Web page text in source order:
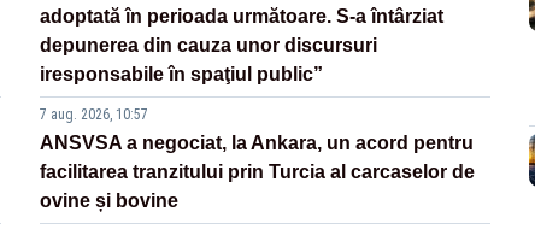
adoptată în perioada următoare. S-a întârziat
depunerea din cauza unor discursuri
iresponsabile în spaţiul public”
7 aug. 2026, 10:57
ANSVSA a negociat, la Ankara, un acord pentru
facilitarea tranzitului prin Turcia al carcaselor de
ovine și bovine